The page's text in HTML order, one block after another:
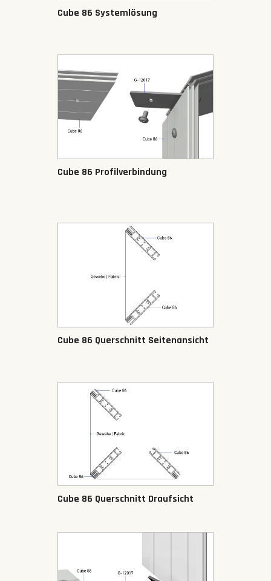
Cube 86 Systemlösung
Cube 86 Profilverbindung
Cube 86 Querschnitt Seitenansicht
Cube 86 Querschnitt Draufsicht